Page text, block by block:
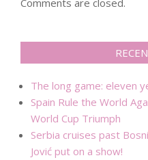
Comments are closed.
The long game: eleven
Spain Rule the World
World Cup Triumph
Serbia cruises past
Jović put on a show!